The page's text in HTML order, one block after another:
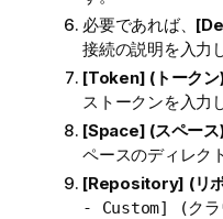
必要であれば、
接続の説明を入力
[Token] (トークン
ストークンを入力
[Space] (スペース
ペースのディレク
[Repository] (リ
- Custom] (クラ